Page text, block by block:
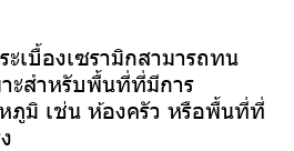
ะเบื้องเซรามิกสามารถทน
ะสำหรับพื้นที่ที่มีการ
ภูมิ เช่น ห้องครัว หรือพื้นที่ที่